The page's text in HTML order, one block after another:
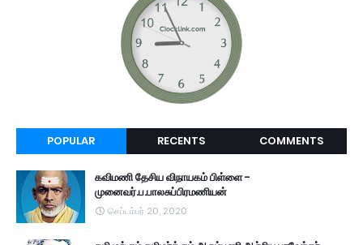
POPULAR RECENTS COMMENTS
கவிமணி தேசிய விநாயகம் பிள்ளை -
முனைவர்.ப.பாலசுப்பிரமணியன்
செப்டம்பர் 20, 2020